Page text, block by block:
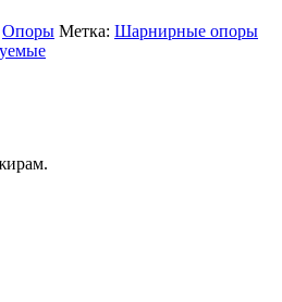
Опоры Метка: Шарнирные опоры